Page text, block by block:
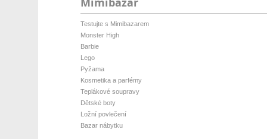
Testujte s Mimibazarem
Monster High
Barbie
Lego
Pyžama
Kosmetika a parfémy
Teplákové soupravy
Dětské boty
Ložní povlečení
Bazar nábytku